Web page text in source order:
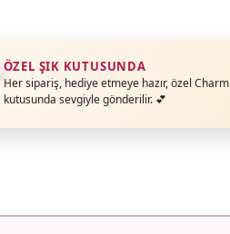
ÖZEL ŞIK KUTUSUNDA
Her sipariş, hediye etmeye hazır, özel
kutusunda sevgiyle gönderilir. 💕